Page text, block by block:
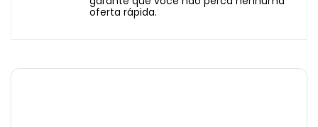
oferta rápida.